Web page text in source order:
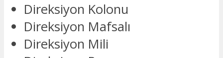
Direksiyon Kolonu
Direksiyon Mafsalı
Direksiyon Mili